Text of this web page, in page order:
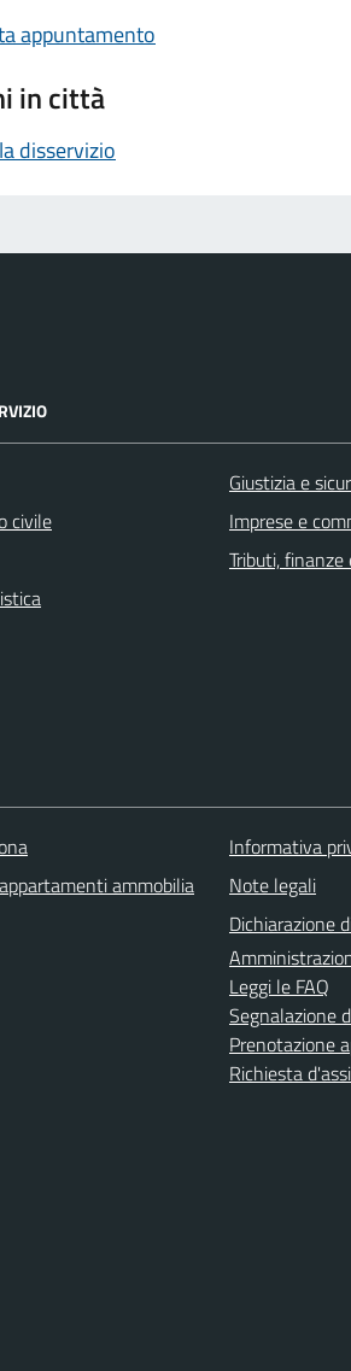
appuntamento
in città
disservizio
civile
Giustizia e
Imprese e
Tributi,
ammobilia
Informativa
Note legali
Dichiarazione
Leggi le FAQ
Segnalazione
Prenotazione
Richiesta